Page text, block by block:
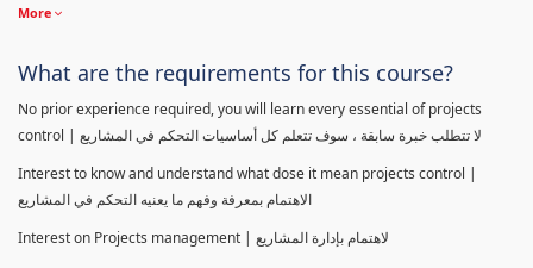
More
What are the requirements for this course?
No prior experience required, you will learn every essential of projects
control | لا تتطلب خبرة سابقة ، سوف تتعلم كل أساسيات التحكم في المشاريع
Interest to know and understand what dose it mean projects control |
الاهتمام بمعرفة وفهم ما يعنيه التحكم في المشاريع
Interest on Projects management | لاهتمام بإدارة المشاريع